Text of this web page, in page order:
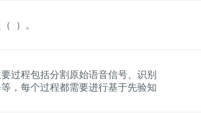
）。
过程包括分割原始语音信号、识别
，每个过程都需要进行基于先验知